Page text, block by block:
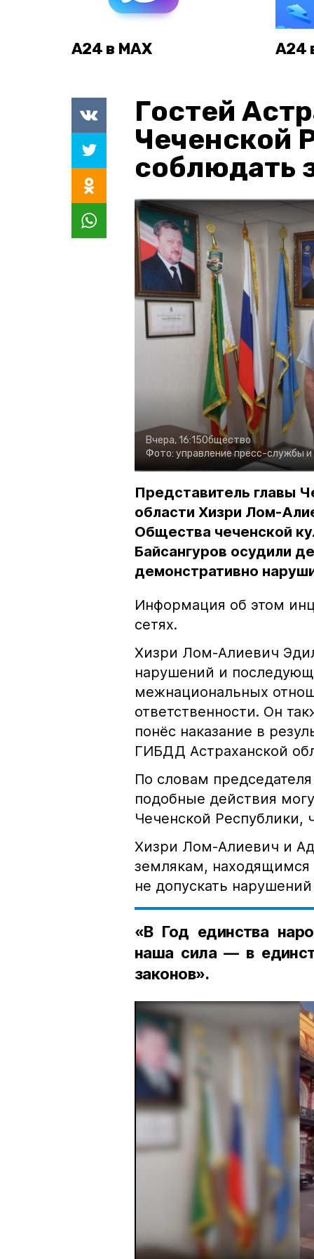
А24 в MAX А24
Гостей
Чеченской
соблюдать
Вчера, 16:15Общество
Фото: управление пресс-службы
Представитель главы
области Хизри Лом-
Общества чеченской
Байсангуров осудили
демонстративно
Информация об этом
сетях.
Хизри Лом-Алиевич
нарушений и
межнациональных
ответственности. Он
понёс наказание в
ГИБДД Астраханской
По словам
подобные действия
Чеченской Республики,
Хизри Лом-Алиевич и
землякам, находящимся
не допускать
«В Год единства
наша сила — в
законов».